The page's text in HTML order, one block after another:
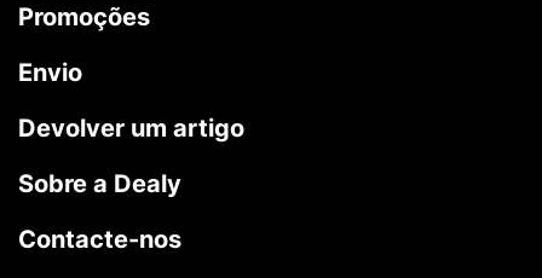
Promoções
Envio
Devolver um artigo
Sobre a Dealy
Contacte-nos